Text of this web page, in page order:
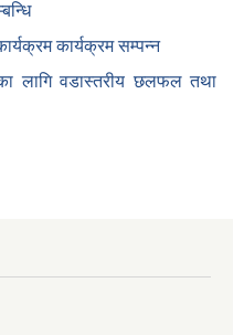
कार्यक्रम सम्पन्न
लागि वडास्तरीय छलफल तथा